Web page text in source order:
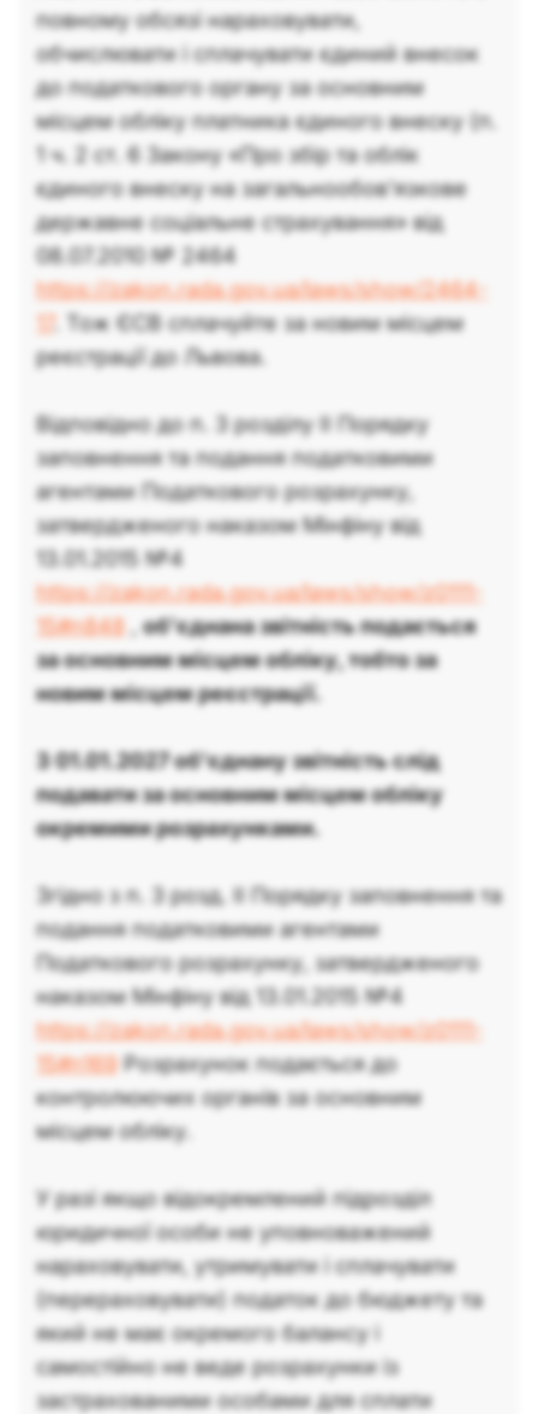
повному обсязі нараховувати,
обчислювати і сплачувати єдиний внесок
до податкового органу за основним
місцем обліку платника єдиного внеску (п.
1 ч. 2 ст. 6 Закону «Про збір та облік
єдиного внеску на загальнообов'язкове
державне соціальне страхування» від
08.07.2010 № 2464
https://zakon.rada.gov.ua/laws/show/2464-
. Тож ЄСВ сплачуйте за новим місцем
реєстрації до Львова.
Відповідно до п. 3 розділу ІІ Порядку
заповнення та подання податковими
агентами Податкового розрахунку,
затвердженого наказом Мінфіну від
13.01.2015 №4
https://zakon.rada.gov.ua/laws/show/z0111-
15#n848 ,об’єднана звітність подається
за основним місцем обліку, тобто за
новим місцем реєстрації.
З 01.01.2027 об'єднану звітність слід
подавати за основним місцем обліку
окремими розрахунками.
Згідно з п. 3 розд. ІІ Порядку заповнення та
подання податковими агентами
Податкового розрахунку, затвердженого
наказом Мінфіну від 13.01.2015 №4
https://zakon.rada.gov.ua/laws/show/z0111-
15#n169Розрахунок подається до
контролюючих органів за основним
місцем обліку.
У разі якщо відокремлений підрозділ
юридичної особи не уповноважений
нараховувати, утримувати і сплачувати
(перераховувати) податок до бюджету та
який не має окремого балансу і
самостійно не веде розрахунки із
застрахованими особами для сплати